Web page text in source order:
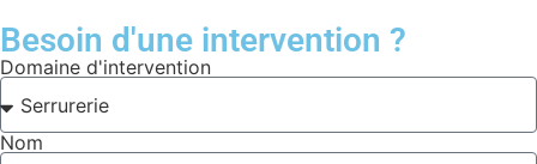
Besoin d'une intervention ?
Domaine d'intervention
Nom